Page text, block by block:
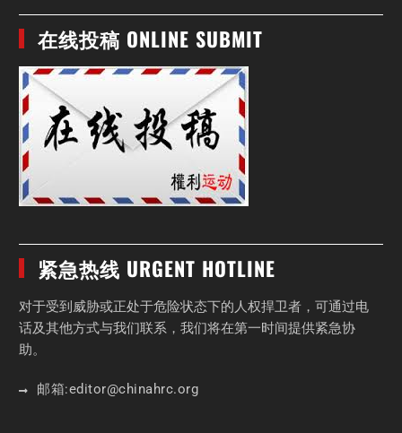
在线投稿 ONLINE SUBMIT
紧急热线 URGENT HOTLINE
对于受到威胁或正处于危险状态下的人权捍卫者，可通过电
话及其他方式与我们联系，我们将在第一时间提供紧急协
助。
邮箱:editor@chinahrc.org